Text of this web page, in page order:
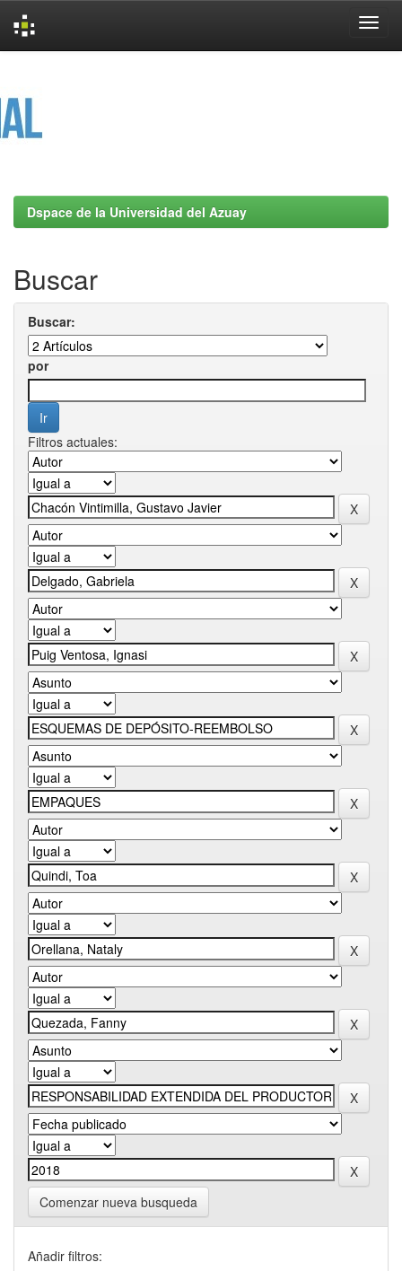
Dspace de la Universidad del Azuay
Buscar
Buscar:
por
Filtros actuales:
Comenzar nueva busqueda
Añadir filtros: